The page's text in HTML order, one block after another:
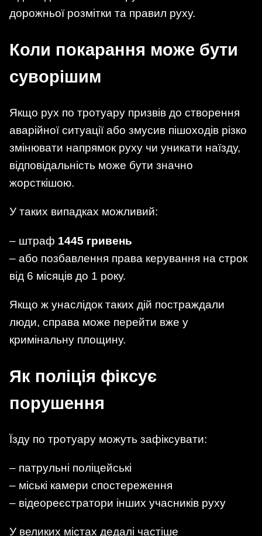
дорожньої розмітки та правил руху.
Коли покарання може бути
суворішим
Якщо рух по тротуару призвів до створення
аварійної ситуації або змусив пішоходів різко
змінювати напрямок руху чи уникати наїзду,
відповідальність може бути значно
жорсткішою.
У таких випадках можливий:
– штраф 1445 гривень
– або позбавлення права керування на строк
від 6 місяців до 1 року.
Якщо ж унаслідок таких дій постраждали
люди, справа може перейти вже у
кримінальну площину.
Як поліція фіксує
порушення
Їзду по тротуару можуть зафіксувати:
– патрульні поліцейські
– міські камери спостереження
– відеореєстратори інших учасників руху
У великих містах дедалі частіше